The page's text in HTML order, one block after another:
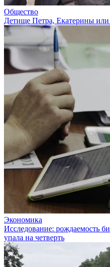
Общество
Детище Петра, Екатерины или
Экономика
Исследование: рождаемость
упала на четверть